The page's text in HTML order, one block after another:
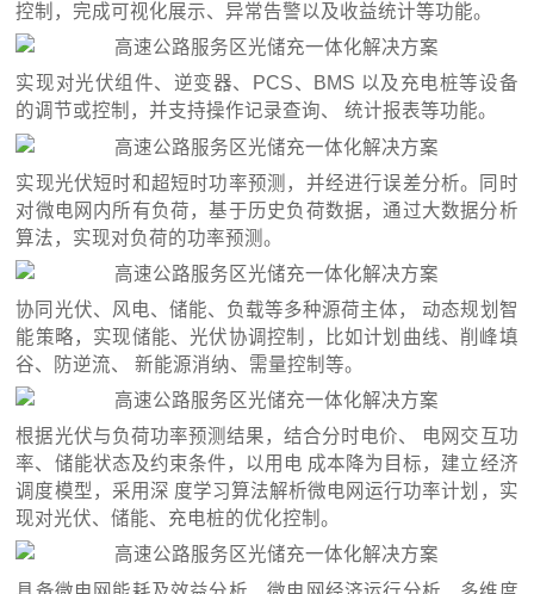
控制，完成可视化展示、异常告警以及收益统计等功能。
实现对光伏组件、逆变器、PCS、BMS 以及充电桩等设备
的调节或控制，并支持操作记录查询、 统计报表等功能。
实现光伏短时和超短时功率预测，并经进行误差分析。同时
对微电网内所有负荷，基于历史负荷数据，通过大数据分析
算法，实现对负荷的功率预测。
协同光伏、风电、储能、负载等多种源荷主体， 动态规划智
能策略，实现储能、光伏协调控制，比如计划曲线、削峰填
谷、防逆流、 新能源消纳、需量控制等。
根据光伏与负荷功率预测结果，结合分时电价、 电网交互功
率、储能状态及约束条件，以用电 成本降为目标，建立经济
调度模型，采用深 度学习算法解析微电网运行功率计划，实
现对光伏、储能、充电桩的优化控制。